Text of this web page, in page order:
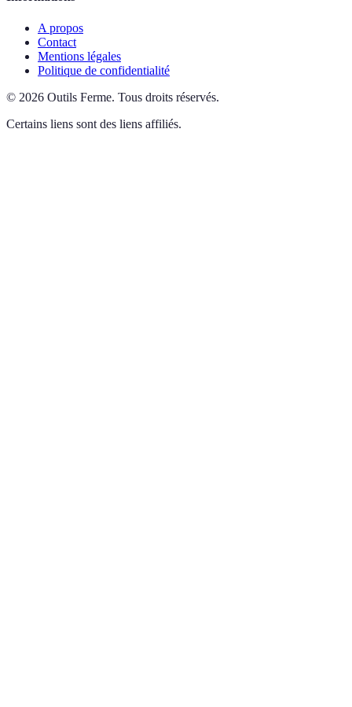
A propos
Contact
Mentions légales
Politique de confidentialité
© 2026 Outils Ferme. Tous droits réservés.
Certains liens sont des liens affiliés.